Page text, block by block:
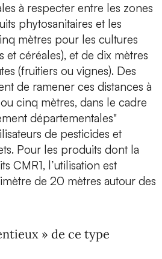
à respecter entre les zones
phytosanitaires et les
mètres pour les cultures
et céréales), et de dix mètres
(fruitiers ou vignes). Des
de ramener ces distances à
cinq mètres, dans le cadre
départementales"
de pesticides et
Pour les produits dont la
CMR1, l’utilisation est
de 20 mètres autour des
» de ce type